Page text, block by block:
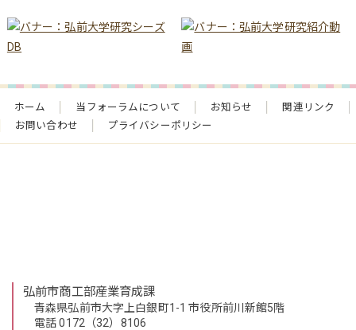
ホーム 当フォーラムについて お知らせ
関連リンク
お問い合わせ
プライバシーポリシー
弘前市商工部産業育成課
青森県弘前市大字上白銀町1-1 市役所前川新館5階
電話 0172（32）8106